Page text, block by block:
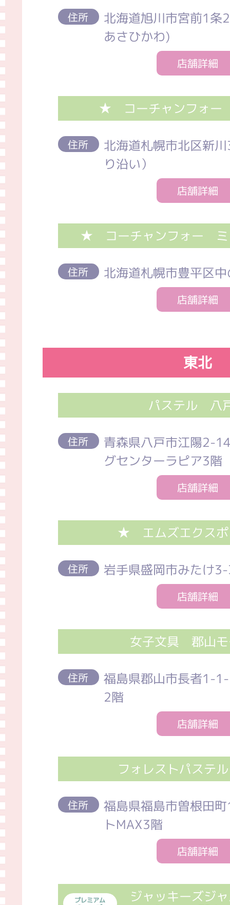
住所
北海道旭川市宮前1条
あさひかわ)
店舗詳細
★ コーチャンフォー
住所
北海道札幌市北区新
り沿い）
店舗詳細
★ コーチャンフォー ミ
住所 北海道札幌市豊平区
店舗詳細
東北
パステル 八
住所
青森県八戸市江陽2-
グセンターラピア3階
店舗詳細
★ エムズエクス
住所 岩手県盛岡市みたけ
店舗詳細
女子文具 郡山モ
住所
福島県郡山市⾧者1-
2階
店舗詳細
フォレストパステ
住所
福島県福島市曽根田
トMAX3階
店舗詳細
プレミアム
ジャッキーズジ